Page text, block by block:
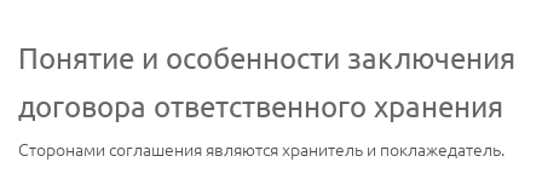
Понятие и особенности заключения
договора ответственного хранения
Сторонами соглашения являются хранитель и поклажедатель.